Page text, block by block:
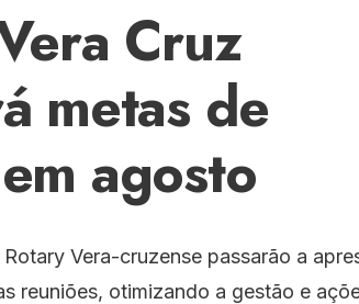
Cruz
metas de
agosto
Vera-cruzense passarão a
reuniões, otimizando a gestão e